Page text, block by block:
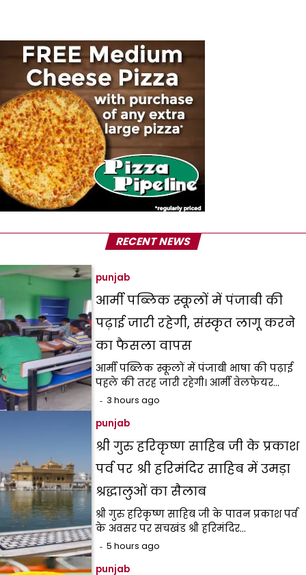
RECENT NEWS
punjab
आर्मी पब्लिक स्कूलों में पंजाबी की
पढ़ाई जारी रहेगी, संस्कृत लागू करने
का फैसला वापस
आर्मी पब्लिक स्कूलों में पंजाबी भाषा की पढ़ाई
पहले की तरह जारी रहेगी। आर्मी वेलफेयर…
3 hours ago
punjab
श्री गुरु हरिकृष्ण साहिब जी के प्रकाश
पर्व पर श्री हरिमंदिर साहिब में उमड़ा
श्रद्धालुओं का सैलाब
श्री गुरु हरिकृष्ण साहिब जी के पावन प्रकाश पर्व
के अवसर पर सचखंड श्री हरिमंदिर…
5 hours ago
punjab